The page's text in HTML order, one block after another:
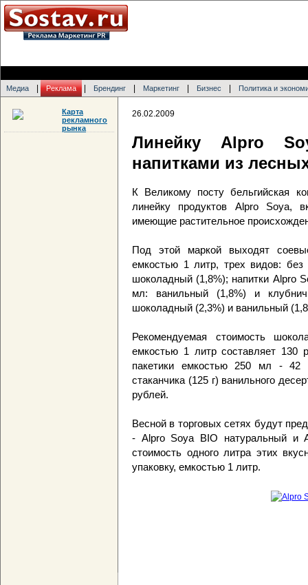
Медиа Реклама Брендинг Маркетинг Бизнес Политика и
26.02.2009
Линейку Alpro
напитками из
К Великому посту бельгийская
линейку продуктов Alpro Soya,
имеющие растительное
Под этой маркой выходят
емкостью 1 литр, трех видов:
шоколадный (1,8%); напитки Alpro
мл: ванильный (1,8%) и
шоколадный (2,3%) и ванильный
Рекомендуемая стоимость
емкостью 1 литр составляет 130
пакетики емкостью 250 мл - 42
стаканчика (125 г) ванильного
рублей.
Весной в торговых сетях будут
- Alpro Soya BIO натуральный и
стоимость одного литра этих
упаковку, емкостью 1 литр.
Карта
рекламного
рынка